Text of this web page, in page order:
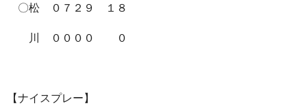
〇松 ０７２９ １８
川 ００００ ０
【ナイスプレー】